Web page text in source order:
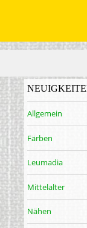
Allgemein
Färben
Leumadia
Mittelalter
Nähen